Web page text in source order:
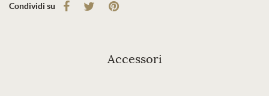
Condividi su
Accessori